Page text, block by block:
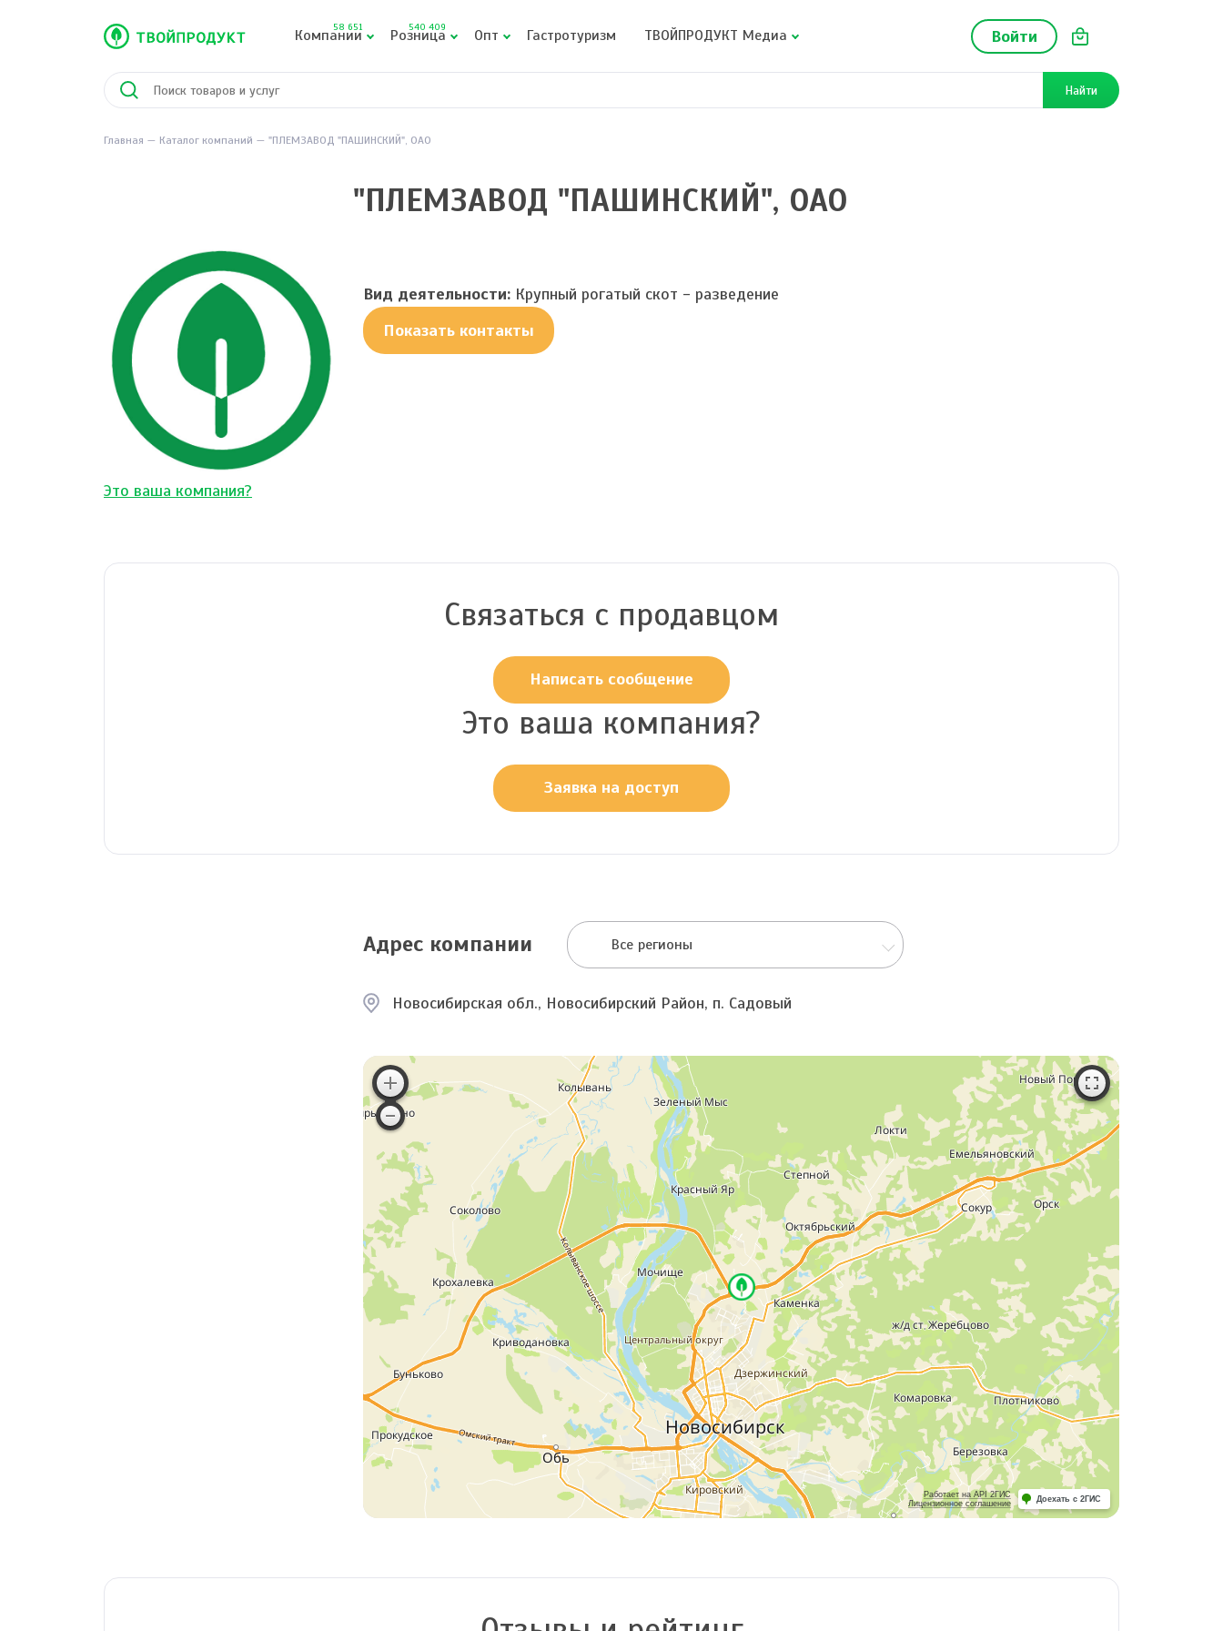
Войти
Компании
58 651 Розница
540 409 Опт Гастротуризм ТВОЙПРОДУКТ Медиа
Найти
Главная Каталог компаний "ПЛЕМЗАВОД "ПАШИНСКИЙ", ОАО
"ПЛЕМЗАВОД "ПАШИНСКИЙ", ОАО
Вид деятельности: Крупный рогатый скот - разведение
Показать контакты
Это ваша компания?
Связаться с продавцом
Написать сообщение
Это ваша компания?
Заявка на доступ
Адрес компании Все регионы
Новосибирская обл., Новосибирский Район, п. Садовый
Работает на API 2ГИС
Лицензионное соглашение
Доехать с 2ГИС